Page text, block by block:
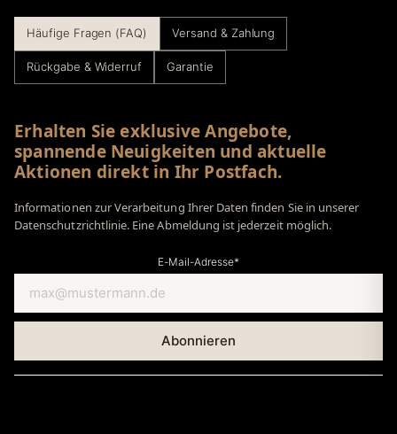
Häufige Fragen (FAQ) Versand & Zahlung
Rückgabe & Widerruf Garantie
Erhalten Sie exklusive Angebote,
spannende Neuigkeiten und aktuelle
Aktionen direkt in Ihr Postfach.
Informationen zur Verarbeitung Ihrer Daten finden Sie in unserer
Datenschutzrichtlinie. Eine Abmeldung ist jederzeit möglich.
E-Mail-Adresse*